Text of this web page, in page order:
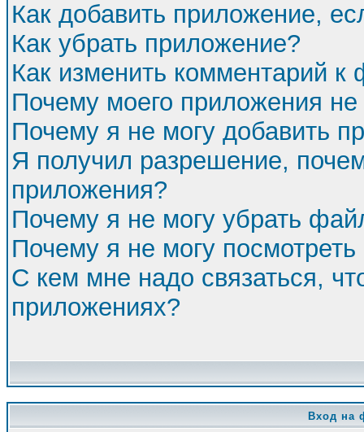
Как добавить приложение,
Как убрать приложение?
Как изменить комментарий к
Почему моего приложения не
Почему я не могу добавить
Я получил разрешение,
приложения?
Почему я не могу убрать
Почему я не могу
С кем мне надо связаться,
приложениях?
Вход на